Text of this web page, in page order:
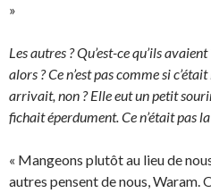
»
Les autres ? Qu’est-ce qu’ils
alors ? Ce n’est pas comme si
arrivait, non ? Elle eut un petit
fichait éperdument. Ce n’était pas
« Mangeons plutôt au lieu de
autres pensent de nous, Waram.